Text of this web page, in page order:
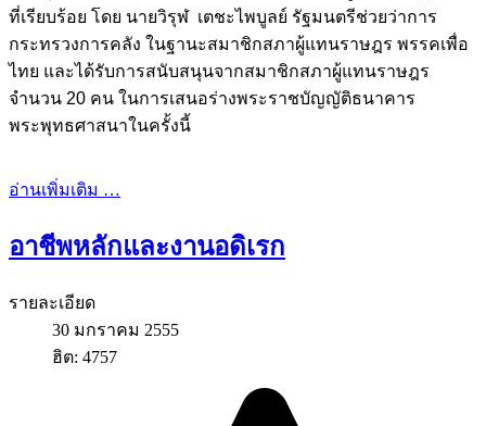
ที่เรียบร้อย โดย นายวิรุฬ เตชะไพบูลย์ รัฐมนตรีช่วยว่าการ
กระทรวงการคลัง ในฐานะสมาชิกสภาผู้แทนราษฎร พรรคเพื่อ
ไทย และได้รับการสนับสนุนจากสมาชิกสภาผู้แทนราษฎร
จำนวน 20 คน ในการเสนอร่างพระราชบัญญัติธนาคาร
พระพุทธศาสนาในครั้งนี้
อ่านเพิ่มเติม …
อาชีพหลักและงานอดิเรก
รายละเอียด
30 มกราคม 2555
ฮิต: 4757